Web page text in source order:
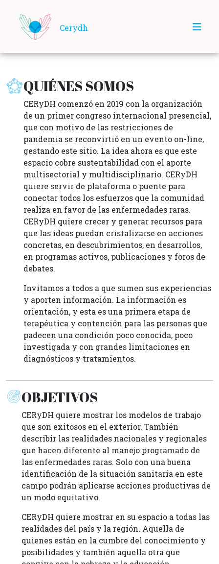
Cerydh
QUIÉNES SOMOS
CERyDH comenzó en 2019 con la organización
de un primer congreso internacional presencial,
que con motivo de las restricciones de
pandemia se reconvirtió en un evento on-line,
gestando este sitio. La idea ahora es que este
espacio cobre sustentabilidad con el aporte
multisectorial y multidisciplinario. CERyDH
quiere servir de plataforma o puente para
conectar todos los esfuerzos que la comunidad
realiza en favor de las enfermedades raras.
CERyDH quiere crecer y generar recursos para
que las ideas puedan cristalizarse en acciones
concretas, en descubrimientos, en desarrollos,
en programas activos, publicaciones y foros de
debates.
Invitamos a todos a que sumen sus experiencias
y aporten información. La información es
orientación, y esta es una primera etapa de
terapéutica y contención para las personas que
padecen una condición poco conocida, poco
investigada y con grandes limitaciones en
diagnósticos y tratamientos.
OBJETIVOS
CERyDH quiere mostrar los modelos de trabajo
que son exitosos en el exterior. También
describir las realidades nacionales y regionales
que hacen diferente al manejo programado de
las enfermedades raras. Solo con una buena
identificación de la situación sanitaria en este
campo podrán aplicarse acciones productivas de
un modo equitativo.
CERyDH quiere mostrar en su espacio a todas las
realidades del país y la región. Aquella de
quienes están en la cumbre del conocimiento y
posibilidades y también aquella otra que